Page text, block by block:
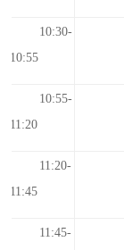
10:30-
10:55
10:55-
11:20
11:20-
11:45
11:45-